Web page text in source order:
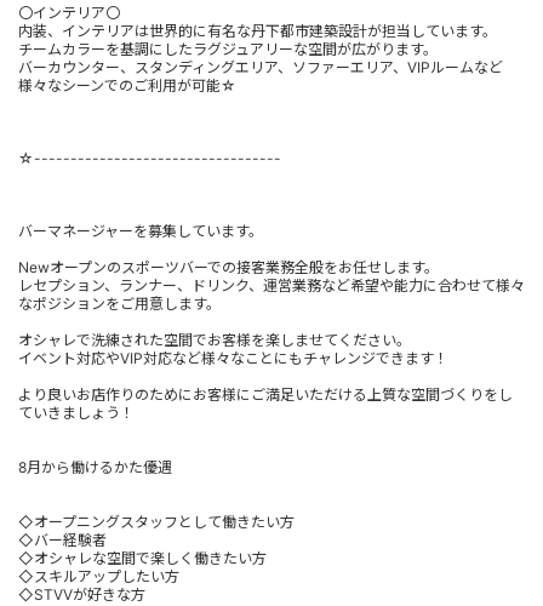
〇インテリア〇
内装、インテリアは世界的に有名な丹下都市建築設計が担当しています。
チームカラーを基調にしたラグジュアリーな空間が広がります。
バーカウンター、スタンディングエリア、ソファーエリア、VIPルームなど
様々なシーンでのご利用が可能☆
☆----------------------------------
バーマネージャーを募集しています。
Newオープンのスポーツバーでの接客業務全般をお任せします。
レセプション、ランナー、ドリンク、運営業務など希望や能力に合わせて様々
なポジションをご用意します。
オシャレで洗練された空間でお客様を楽しませてください。
イベント対応やVIP対応など様々なことにもチャレンジできます！
より良いお店作りのためにお客様にご満足いただける上質な空間づくりをし
ていきましょう！
8月から働けるかた優遇
◇オープニングスタッフとして働きたい方
◇バー経験者
◇オシャレな空間で楽しく働きたい方
◇スキルアップしたい方
◇STVVが好きな方